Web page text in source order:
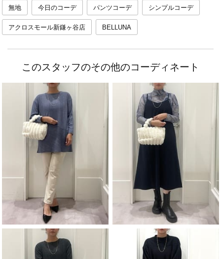
無地 今日のコーデ パンツコーデ シンプルコーデ
アクロスモール新鎌ヶ谷店 BELLUNA
このスタッフのその他のコーディネート